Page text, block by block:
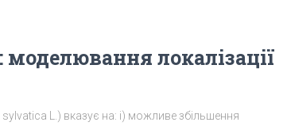
локалізації
L.) вказує на: i) можливе збільшення